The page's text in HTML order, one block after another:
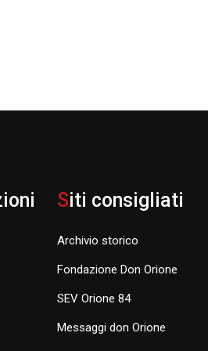
Siti consigliati
Archivio storico
Fondazione Don Orione
SEV Orione 84
Messaggi don Orione